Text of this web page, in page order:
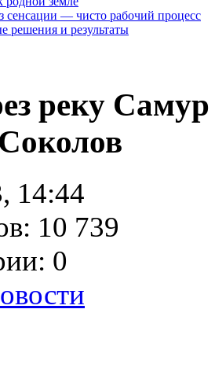
сенсации — чисто рабочий процесс
решения и результаты
реку
14:44
10 739
0